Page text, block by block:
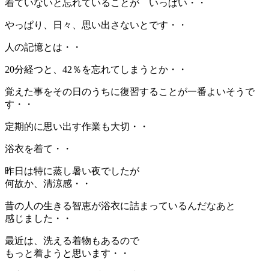
着ていないと忘れていることが いっぱい・・
やっぱり、日々、思い出さないとです・・
人の記憶とは・・
20分経つと、42％を忘れてしまうとか・・
覚えた事をその日のうちに復習することが一番よいそうで
す・・
定期的に思い出す作業も大切・・
浴衣を着て・・
昨日は特に蒸し暑い夜でしたが
何故か、清涼感・・
昔の人の生きる智恵が浴衣に詰まっているんだなあと
感じました・・
最近は、洗える着物もあるので
もっと着ようと思います・・